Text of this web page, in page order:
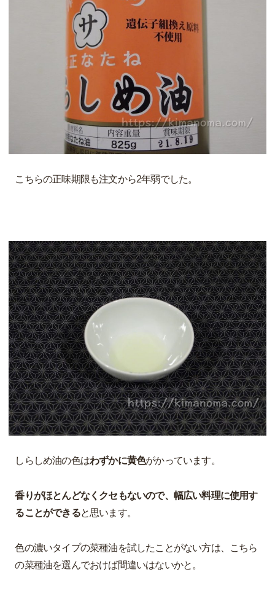
こちらの正味期限も注文から2年弱でした。
しらしめ油の色はわずかに黄色がかっています。
香りがほとんどなくクセもないので、幅広い料理に使用す
ることができると思います。
色の濃いタイプの菜種油を試したことがない方は、こちら
の菜種油を選んでおけば間違いはないかと。